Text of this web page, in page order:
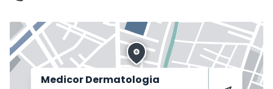
Medicor Dermatologia